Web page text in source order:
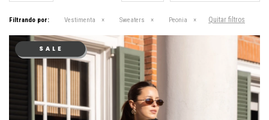
Filtrando por: Vestimenta Sweaters Peonia Quitar filtros